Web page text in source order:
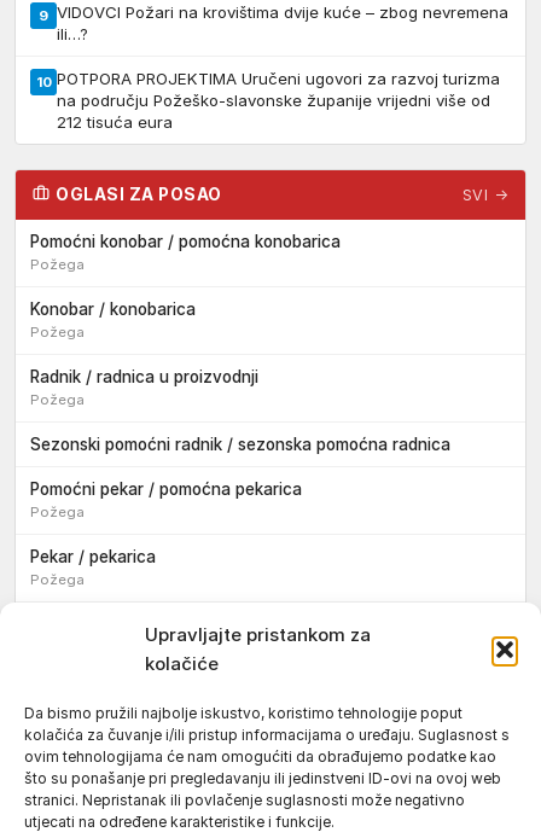
Upravljajte pristankom za
kolačiće
Da bismo pružili najbolje iskustvo, koristimo tehnologije poput
kolačića za čuvanje i/ili pristup informacijama o uređaju. Suglasnost s
ovim tehnologijama će nam omogućiti da obrađujemo podatke kao
što su ponašanje pri pregledavanju ili jedinstveni ID-ovi na ovoj web
stranici. Nepristanak ili povlačenje suglasnosti može negativno
utjecati na određene karakteristike i funkcije.
9 VIDOVCI Požari na krovištima dvije kuće – zbog nevremena
ili…?
10 POTPORA PROJEKTIMA Uručeni ugovori za razvoj turizma
na području Požeško-slavonske županije vrijedni više od
212 tisuća eura
OGLASI ZA POSAO SVI →
Pomoćni konobar / pomoćna konobarica
Požega
Konobar / konobarica
Požega
Radnik / radnica u proizvodnji
Požega
Sezonski pomoćni radnik / sezonska pomoćna radnica
Pomoćni pekar / pomoćna pekarica
Požega
Pekar / pekarica
Požega
Konobar / konobarica
Tokar / tokarica
Jakšić
Njegovatelj / njegovateljica starijih i nemoćnih osoba
Resnik